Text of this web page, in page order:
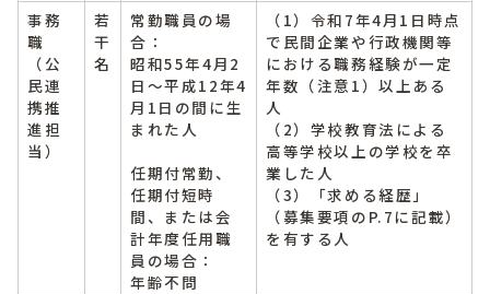
事務
職
（公
民連
携推
進担
当）
若
干
名
常勤職員の場
合：
昭和55年4月2
日～平成12年4
月1日の間に生
まれた人
任期付常勤、
任期付短時
間、または会
計年度任用職
員の場合：
年齢不問
（1）令和7年4月1日時点
で民間企業や行政機関等
における職務経験が一定
年数（注意1）以上ある
人
（2）学校教育法による
高等学校以上の学校を卒
業した人
（3）「求める経歴」
（募集要項のP.7に記載）
を有する人